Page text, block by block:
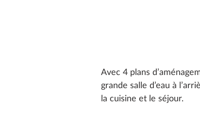
Avec 4 plans
grande salle d’eau à
la cuisine et le séjour.